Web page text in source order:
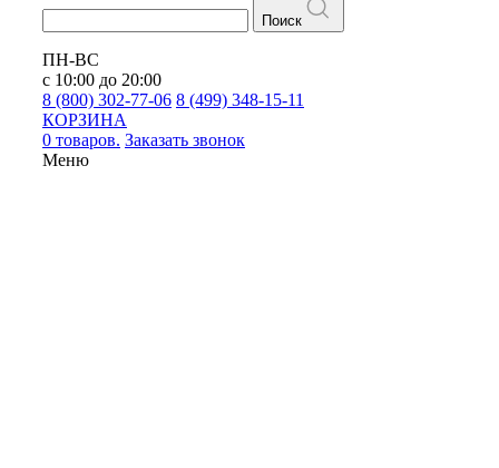
Поиск
ПН-ВС
с 10:00 до 20:00
8 (800) 302-77-06 8 (499) 348-15-11
КОРЗИНА
0 товаров. Заказать звонок
Меню